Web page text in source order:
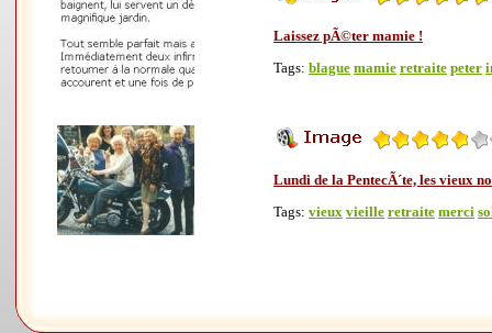
Laissez pÃ©ter mamie !
Tags: blague mamie retraite peter
Lundi de la PentecÃ´te, les vieux
Tags: vieux vieille retraite merci